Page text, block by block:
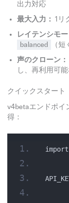
出力対応
最大入力： 1リ
レイテンシモー
balanced
（
声のクローン：
し、再利用可能
クイックスタート
v4betaエンドポイ
得：